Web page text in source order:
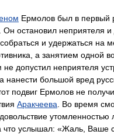
Ермолов был в первый
Он остановил неприятеля
и удержаться на
а занятием одной
допустил неприятеля
нанести большой вред
подвиг Ермолов не
Аракчеева . Во время
услышал: «Жаль, Ваше